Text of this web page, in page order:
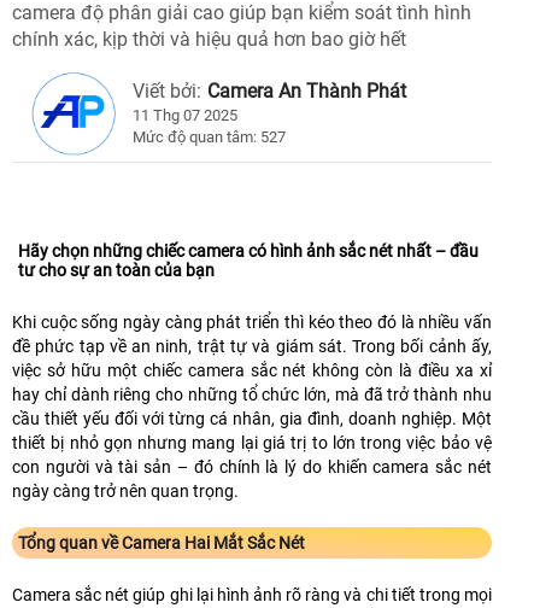
camera độ phân giải cao giúp bạn kiểm soát tình hình
chính xác, kịp thời và hiệu quả hơn bao giờ hết
Viết bởi: Camera An Thành Phát
11 Thg 07 2025
Mức độ quan tâm: 527
Hãy chọn những chiếc camera có hình ảnh sắc nét nhất – đầu
tư cho sự an toàn của bạn
Khi cuộc sống ngày càng phát triển thì kéo theo đó là nhiều vấn
đề phức tạp về an ninh, trật tự và giám sát. Trong bối cảnh ấy,
việc sở hữu một chiếc camera sắc nét không còn là điều xa xỉ
hay chỉ dành riêng cho những tổ chức lớn, mà đã trở thành nhu
cầu thiết yếu đối với từng cá nhân, gia đình, doanh nghiệp. Một
thiết bị nhỏ gọn nhưng mang lại giá trị to lớn trong việc bảo vệ
con người và tài sản – đó chính là lý do khiến camera sắc nét
ngày càng trở nên quan trọng.
Tổng quan về Camera Hai Mắt Sắc Nét
Camera sắc nét giúp ghi lại hình ảnh rõ ràng và chi tiết trong mọi